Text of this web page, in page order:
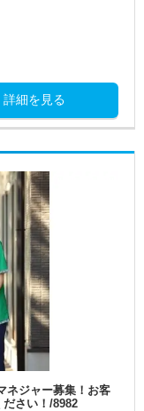
詳細を見る
ネジャー募集！お客
さい！/8982